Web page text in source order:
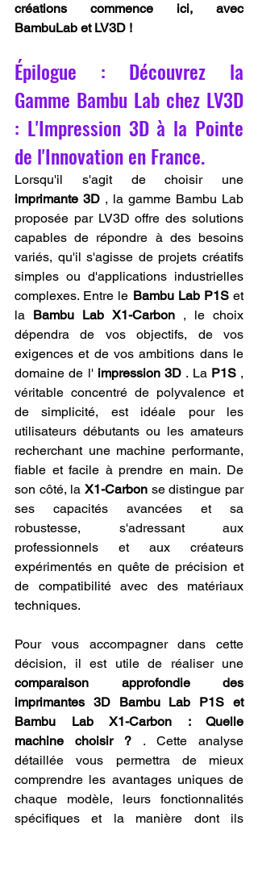
créations commence ici, avec
BambuLab et LV3D !
Épilogue : Découvrez la
Gamme Bambu Lab chez LV3D
: L'Impression 3D à la Pointe
de l'Innovation en France.
imprimante 3D , la gamme Bambu Lab
proposée par LV3D offre des solutions
capables de répondre à des besoins
variés, qu'il s'agisse de projets créatifs
simples ou d'applications industrielles
complexes. Entre le Bambu Lab P1S et
la Bambu Lab X1-Carbon , le choix
dépendra de vos objectifs, de vos
exigences et de vos ambitions dans le
domaine de l' impression 3D . La P1S ,
véritable concentré de polyvalence et
de simplicité, est idéale pour les
utilisateurs débutants ou les amateurs
recherchant une machine performante,
fiable et facile à prendre en main. De
son côté, la X1-Carbon se distingue par
ses capacités avancées et sa
robustesse, s'adressant aux
professionnels et aux créateurs
expérimentés en quête de précision et
de compatibilité avec des matériaux
techniques.
Pour vous accompagner dans cette
comparaison approfondie des
imprimantes 3D Bambu Lab P1S et
Bambu Lab X1-Carbon : Quelle
machine choisir ? . Cette analyse
détaillée vous permettra de mieux
comprendre les avantages uniques de
chaque modèle, leurs fonctionnalités
spécifiques et la manière dont ils